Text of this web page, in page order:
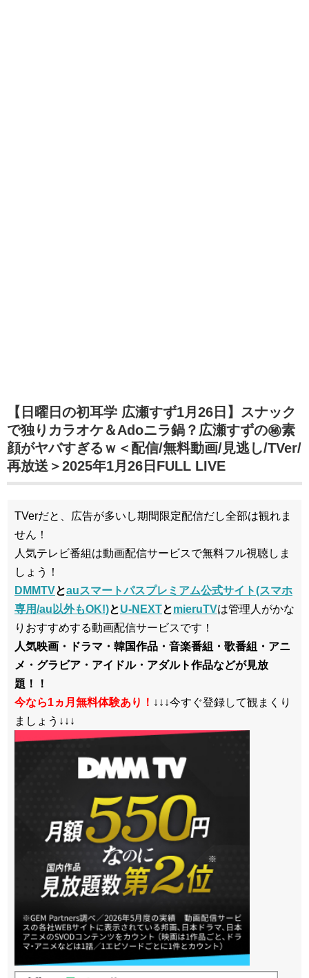
【日曜日の初耳学 広瀬すず1月26日】スナック
で独りカラオケ＆Adoニラ鍋？広瀬すずの㊙素
顔がヤバすぎるｗ＜配信/無料動画/見逃し/TVer/
再放送＞2025年1月26日FULL LIVE
TVerだと、広告が多いし期間限定配信だし全部は観れま
せん！
人気テレビ番組は動画配信サービスで無料フル視聴しま
しょう！
DMMTVとauスマートパスプレミアム公式サイト(スマホ
専用/au以外もOK!)とU-NEXTとmieruTVは管理人がかな
りおすすめする動画配信サービスです！
人気映画・ドラマ・韓国作品・音楽番組・歌番組・アニ
メ・グラビア・アイドル・アダルト作品などが見放
題！！
今なら1ヵ月無料体験あり！ ↓↓↓今すぐ登録して観まくり
ましょう↓↓↓